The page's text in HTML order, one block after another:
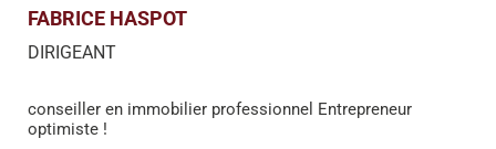
FABRICE HASPOT
DIRIGEANT
conseiller en immobilier professionnel Entrepreneur
optimiste !